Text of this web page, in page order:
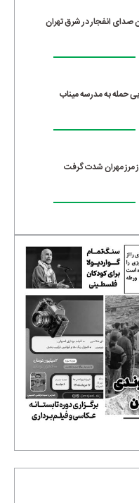
انفجار در شرق تهران
حمله به مدرسه میناب
از مرز مهران شدت گرفت